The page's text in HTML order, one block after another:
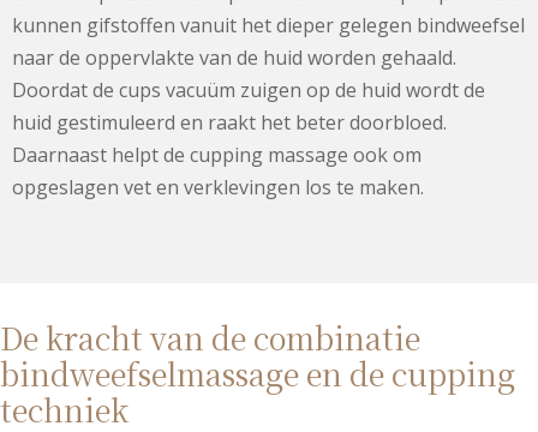
kunnen gifstoffen vanuit het dieper gelegen bindweefsel
naar de oppervlakte van de huid worden gehaald.
Doordat de cups vacuüm zuigen op de huid wordt de
huid gestimuleerd en raakt het beter doorbloed.
Daarnaast helpt de cupping massage ook om
opgeslagen vet en verklevingen los te maken.
De kracht van de combinatie
bindweefselmassage en de cupping
techniek